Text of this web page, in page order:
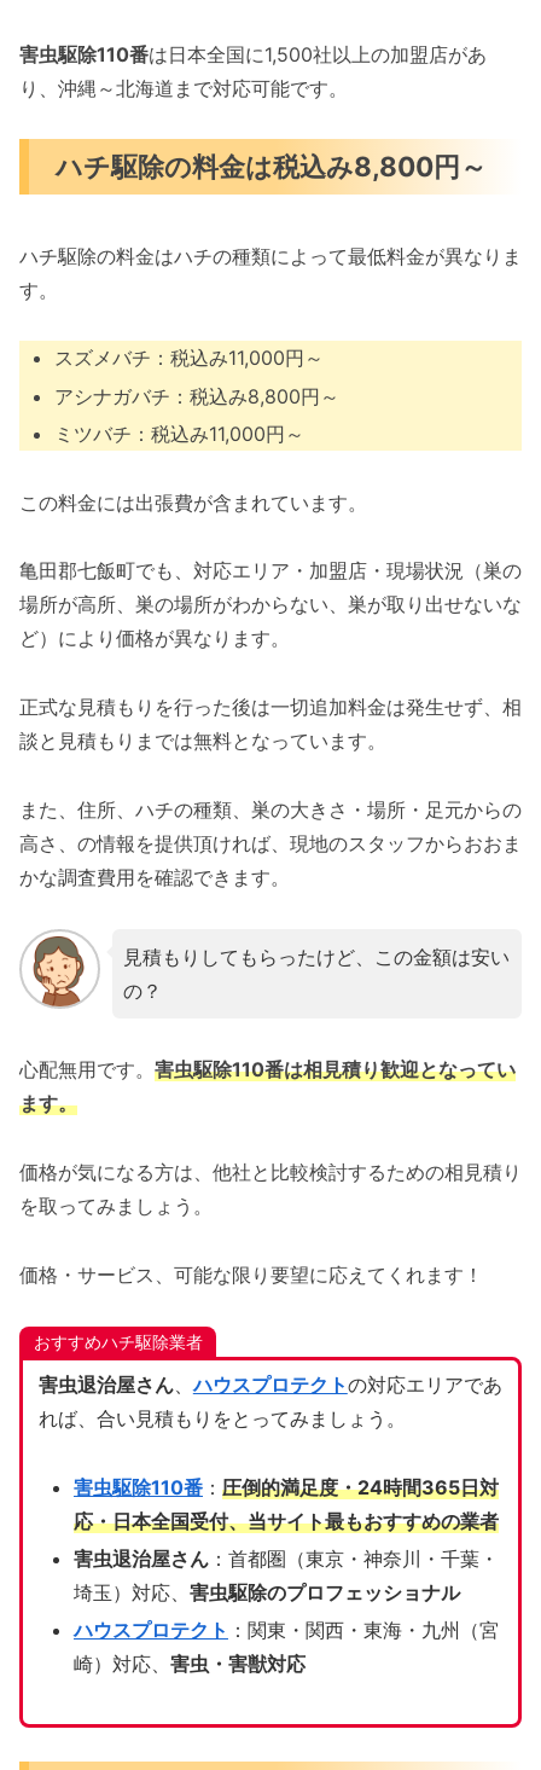
害虫駆除110番は日本全国に1,500社以上の加盟店があ
り、沖縄～北海道まで対応可能です。
ハチ駆除の料金は税込み8,800円～
ハチ駆除の料金はハチの種類によって最低料金が異なりま
す。
スズメバチ：税込み11,000円～
アシナガバチ：税込み8,800円～
ミツバチ：税込み11,000円～
この料金には出張費が含まれています。
亀田郡七飯町でも、対応エリア・加盟店・現場状況（巣の
場所が高所、巣の場所がわからない、巣が取り出せないな
ど）により価格が異なります。
正式な見積もりを行った後は一切追加料金は発生せず、相
談と見積もりまでは無料となっています。
また、住所、ハチの種類、巣の大きさ・場所・足元からの
高さ、の情報を提供頂ければ、現地のスタッフからおおま
かな調査費用を確認できます。
見積もりしてもらったけど、この金額は安い
の？
心配無用です。 害虫駆除110番は相見積り歓迎となってい
ます。
価格が気になる方は、他社と比較検討するための相見積り
を取ってみましょう。
価格・サービス、可能な限り要望に応えてくれます！
おすすめハチ駆除業者
害虫退治屋さん、ハウスプロテクトの対応エリアであ
れば、合い見積もりをとってみましょう。
害虫駆除110番： 圧倒的満足度・24時間365日対
応・日本全国受付、当サイト最もおすすめの業者
害虫退治屋さん：首都圏（東京・神奈川・千葉・
埼玉）対応、 害虫駆除のプロフェッショナル
ハウスプロテクト ：関東・関西・東海・九州（宮
崎）対応、 害虫・害獣対応